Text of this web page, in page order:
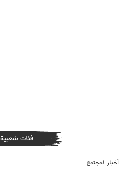
فئات شعبية
أخبار المجتمع